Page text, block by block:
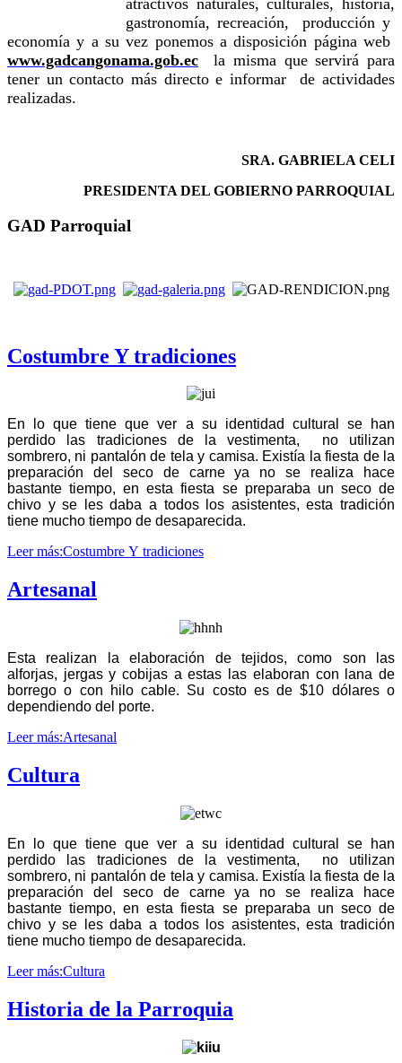
atractivos naturales, culturales, historia,
gastronomía, recreación, producción y
economía y a su vez ponemos a disposición página web
www.gadcangonama.gob.ec
la misma que servirá para
tener un contacto más directo e informar de actividades
realizadas.
SRA. GABRIELA CELI
PRESIDENTA DEL GOBIERNO PARROQUIAL
GAD Parroquial
Costumbre Y tradiciones
En lo que tiene que ver a su identidad cultural se han
perdido las tradiciones de la vestimenta, no utilizan
sombrero, ni pantalón de tela y camisa. Existía la fiesta de la
preparación del seco de carne ya no se realiza hace
bastante tiempo, en esta fiesta se preparaba un seco de
chivo y se les daba a todos los asistentes, esta tradición
tiene mucho tiempo de desaparecida.
Leer más:Costumbre Y tradiciones
Artesanal
Esta realizan la elaboración de tejidos, como son las
alforjas, jergas y cobijas a estas las elaboran con lana de
borrego o con hilo cable. Su costo es de $10 dólares o
dependiendo del porte.
Leer más:Artesanal
Cultura
En lo que tiene que ver a su identidad cultural se han
perdido las tradiciones de la vestimenta, no utilizan
sombrero, ni pantalón de tela y camisa. Existía la fiesta de la
preparación del seco de carne ya no se realiza hace
bastante tiempo, en esta fiesta se preparaba un seco de
chivo y se les daba a todos los asistentes, esta tradición
tiene mucho tiempo de desaparecida.
Leer más:Cultura
Historia de la Parroquia